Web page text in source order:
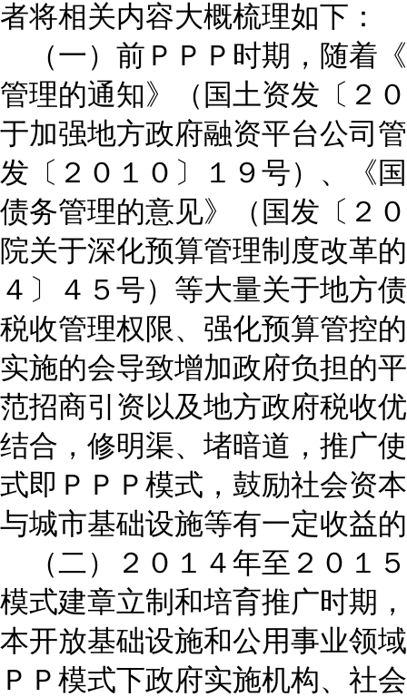
者将相关内容大概梳理如下：
（一）前ＰＰＰ时期，随着
管理的通知》（国土资发〔２
于加强地方政府融资平台公司
发〔２０１０〕１９号）、《
债务管理的意见》（国发〔２
院关于深化预算管理制度改革
４〕４５号）等大量关于地方
税收管理权限、强化预算管控
实施的会导致增加政府负担的
范招商引资以及地方政府税收
结合，修明渠、堵暗道，推广
式即ＰＰＰ模式，鼓励社会资
与城市基础设施等有一定收益
（二）２０１４年至２０１
模式建章立制和培育推广时期
本开放基础设施和公用事业领
ＰＰ模式下政府实施机构、社